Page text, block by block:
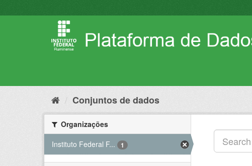
para
Conjuntos de dados
Organizações
Instituto Federal F...
1